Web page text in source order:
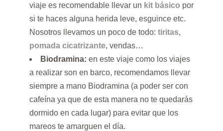
viaje es recomendable llevar un kit básico por
si te haces alguna herida leve, esguince etc.
Nosotros llevamos un poco de todo: tiritas,
pomada cicatrizante, vendas…
Biodramina: en este viaje como los viajes
a realizar son en barco, recomendamos llevar
siempre a mano Biodramina (a poder ser con
cafeína ya que de esta manera no te quedarás
dormido en cada lugar) para evitar que los
mareos te amarguen el día.